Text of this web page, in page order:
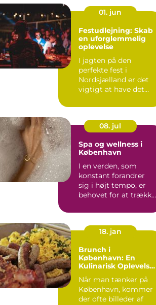
01. jun
Festudlejning: Skab
en uforglemmelig
oplevelse
I jagten på den
perfekte fest i
Nordsjælland er det
vigtigt at have det
08. jul
Spa og wellness i
København
I en verden, som
konstant forandrer
sig i højt tempo, er
behovet for at trække
18. jan
Brunch i
København: En
Kulinarisk Oplevelse
og Backpackere
[INDSÆT VIDEO
HER]
Når man tænker på
København, kommer
der ofte billeder af